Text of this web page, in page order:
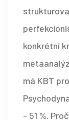
konkrétní
má KBT
- 51 %.